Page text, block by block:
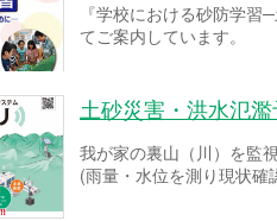
『学校における砂防学
てご案内しています。
土砂災害・洪水氾
我が家の裏山（川）を監
(雨量・水位を測り現状確